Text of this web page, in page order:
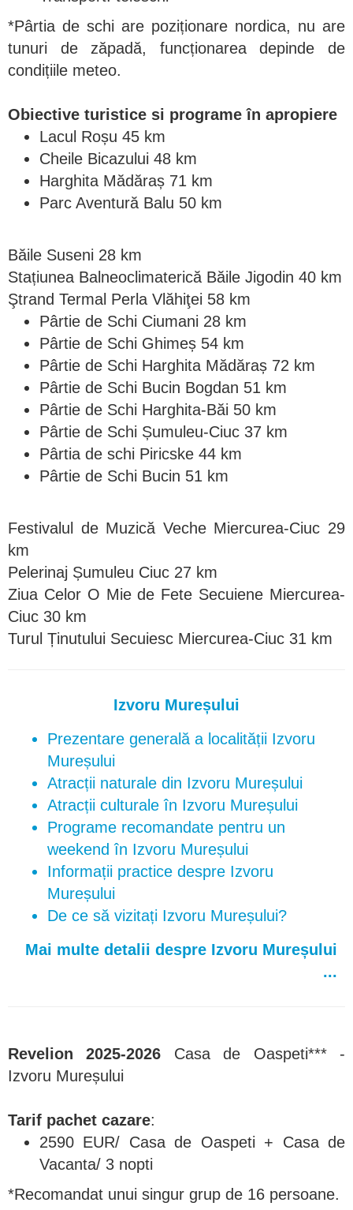
*Pârtia de schi are poziționare nordica, nu are
tunuri de zăpadă, funcționarea depinde de
condițiile meteo.
Obiective turistice si programe în apropiere
Lacul Roșu 45 km
Cheile Bicazului 48 km
Harghita Mădăraș 71 km
Parc Aventură Balu 50 km
Băile Suseni 28 km
Stațiunea Balneoclimaterică Băile Jigodin 40 km
Ştrand Termal Perla Vlăhiţei 58 km
Pârtie de Schi Ciumani 28 km
Pârtie de Schi Ghimeș 54 km
Pârtie de Schi Harghita Mădăraș 72 km
Pârtie de Schi Bucin Bogdan 51 km
Pârtie de Schi Harghita-Băi 50 km
Pârtie de Schi Șumuleu-Ciuc 37 km
Pârtia de schi Piricske 44 km
Pârtie de Schi Bucin 51 km
Festivalul de Muzică Veche Miercurea-Ciuc 29
km
Pelerinaj Șumuleu Ciuc 27 km
Ziua Celor O Mie de Fete Secuiene Miercurea-
Ciuc 30 km
Turul Ținutului Secuiesc Miercurea-Ciuc 31 km
Izvoru Mureșului
Prezentare generală a localității Izvoru
Mureșului
Atracții naturale din Izvoru Mureșului
Atracții culturale în Izvoru Mureșului
Programe recomandate pentru un
weekend în Izvoru Mureșului
Informații practice despre Izvoru
Mureșului
De ce să vizitați Izvoru Mureșului?
Mai multe detalii despre Izvoru Mureșului
...
Revelion 2025-2026 Casa de Oaspeti*** -
Izvoru Mureșului
Tarif pachet cazare:
2590 EUR/ Casa de Oaspeti + Casa de
Vacanta/ 3 nopti
*Recomandat unui singur grup de 16 persoane.